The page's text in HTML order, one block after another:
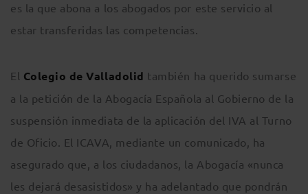
es la que abona a los abogados por este servicio al
estar transferidas las competencias.
El Colegio de Valladolid también ha querido sumarse
a la petición de la Abogacía Española al Gobierno de la
suspensión inmediata de la aplicación del IVA al Turno
de Oficio. El ICAVA, mediante un comunicado, ha
asegurado que, a los ciudadanos, la Abogacía «nunca
les dejará desasistidos» y ha adelantado que pondrán